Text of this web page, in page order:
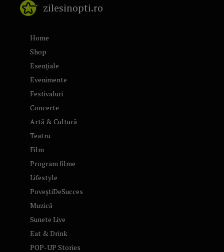
zilesinopti.ro
Home
Shop
Esențiale
Evenimente
Festivaluri
Concerte
Artă & Cultură
Teatru
Film
Program filme
Lifestyle
PoveștiDeSucces
Muzică
Sunete Live
Eat & Drink
POP-UP Stories